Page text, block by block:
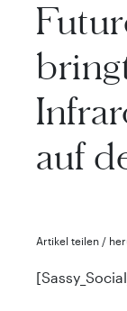
auf
Artikel teilen /